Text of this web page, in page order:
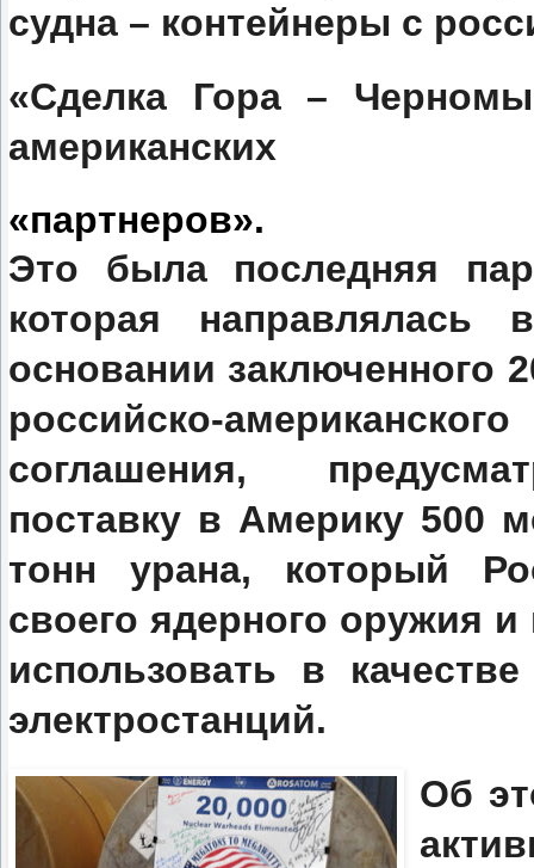
судна – контейнеры с
«Сделка Гора –
американских
«партнеров».
Это была последняя
которая
основании заключенного
российско-американского
соглашения,
поставку в Америку 500
тонн урана, который
своего ядерного оружия
использовать в
электростанций.
Об